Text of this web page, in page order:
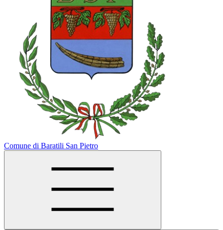
Comune di Baratili San Pietro